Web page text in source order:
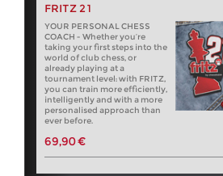
FRITZ 21
YOUR PERSONAL CHESS
COACH - Whether you’re
taking your first steps into the
world of club chess, or
already playing at a
tournament level: with FRITZ,
you can train more efficiently,
intelligently and with a more
personalised approach than
ever before.
69,90 €